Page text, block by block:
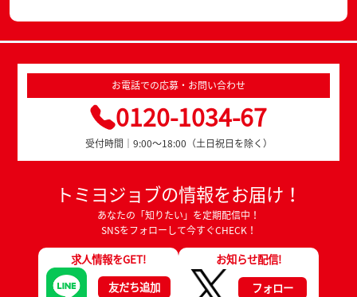
お電話での応募・お問い合わせ
0120-1034-67
受付時間｜9:00～18:00（土日祝日を除く）
トミヨジョブの情報をお届け！
あなたの「知りたい」を定期配信中！
SNSをフォローして今すぐCHECK！
求人情報をGET!
友だち追加
お知らせ配信!
フォロー